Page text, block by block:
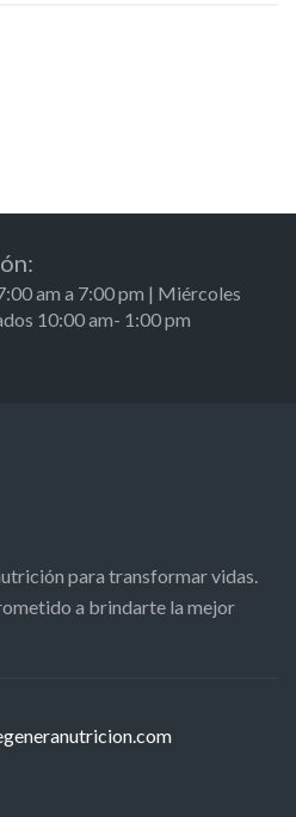
am a 7:00 pm | Miércoles
10:00 am- 1:00 pm
para transformar vidas.
a brindarte la mejor